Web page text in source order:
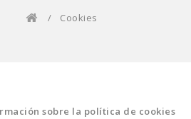
/ Cookies
sobre la política de cookies